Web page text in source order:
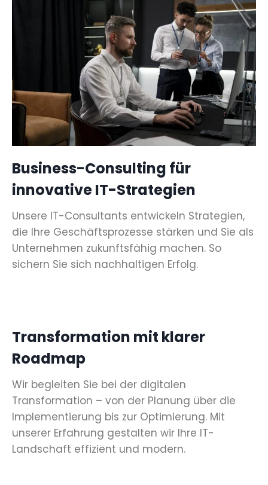
Business-Consulting für
innovative IT-Strategien
Unsere IT-Consultants entwickeln Strategien,
die Ihre Geschäftsprozesse stärken und Sie als
Unternehmen zukunftsfähig machen. So
sichern Sie sich nachhaltigen Erfolg.
Transformation mit klarer
Roadmap
Wir begleiten Sie bei der digitalen
Transformation – von der Planung über die
Implementierung bis zur Optimierung. Mit
unserer Erfahrung gestalten wir Ihre IT-
Landschaft effizient und modern.